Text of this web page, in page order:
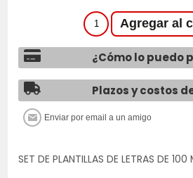
¿Cómo lo puedo
Plazos y costos
SET DE PLANTILLAS DE LETRAS DE 100